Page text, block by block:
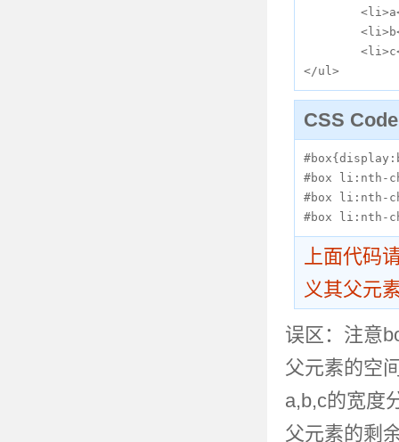
</ul>
CSS
#box li:nth-
#box li:nth-
#box li:nth-
上面代码
义其父元
误区：注意
父元素的空
a,b,c的宽度
父元素的剩